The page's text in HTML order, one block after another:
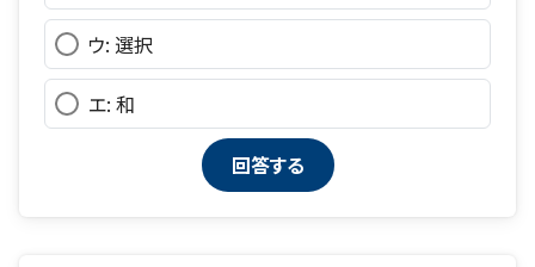
ウ: 選択
エ: 和